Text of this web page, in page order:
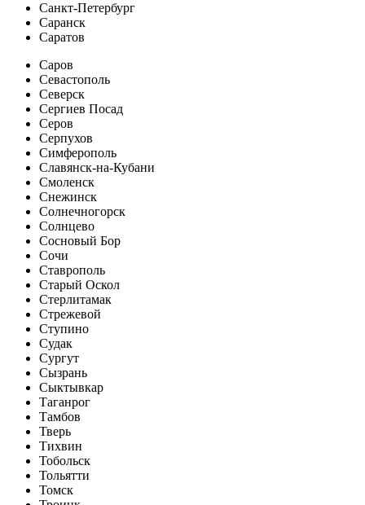
Санкт-Петербург
Саранск
Саратов
Саров
Севастополь
Северск
Сергиев Посад
Серов
Серпухов
Симферополь
Славянск-на-Кубани
Смоленск
Снежинск
Солнечногорск
Солнцево
Сосновый Бор
Сочи
Ставрополь
Старый Оскол
Стерлитамак
Стрежевой
Ступино
Судак
Сургут
Сызрань
Сыктывкар
Таганрог
Тамбов
Тверь
Тихвин
Тобольск
Тольятти
Томск